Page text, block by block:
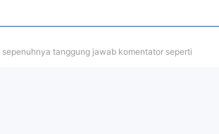
tanggung jawab komentator seperti